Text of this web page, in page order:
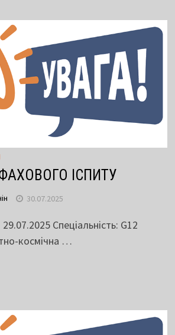
ІСПИТУ
30.07.2025
Спеціальність: G12
космічна …